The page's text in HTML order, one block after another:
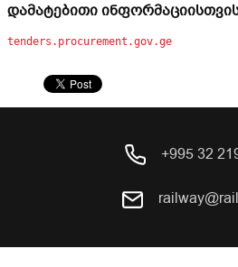
დამატებითი
tenders.procurement.gov.ge
+995 32